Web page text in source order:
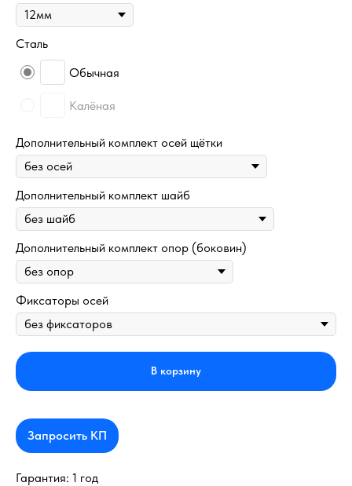
Сталь
Обычная
Калёная
Дополнительный комплект осей щётки
Дополнительный комплект шайб
Дополнительный комплект опор (боковин)
Фиксаторы осей
В корзину
Запросить КП
Гарантия: 1 год